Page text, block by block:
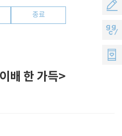
리
공
모
지
지
종료
배 한 가득>